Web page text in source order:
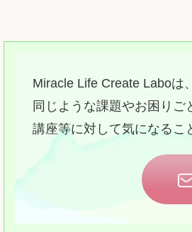
Miracle Life Create Laboは
同じような課題やお困りご
講座等に対して気になるこ